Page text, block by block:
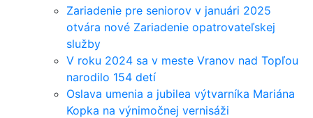
Zariadenie pre seniorov v januári 2025
otvára nové Zariadenie opatrovateľskej
služby
V roku 2024 sa v meste Vranov nad Topľou
narodilo 154 detí
Oslava umenia a jubilea výtvarníka Mariána
Kopka na výnimočnej vernisáži